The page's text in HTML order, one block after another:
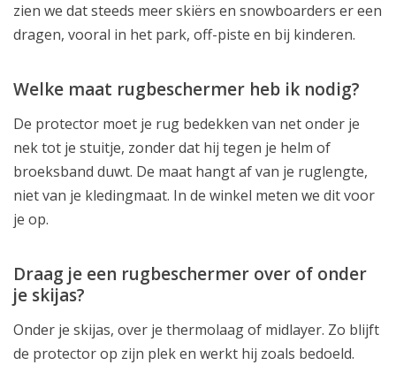
zien we dat steeds meer skiërs en snowboarders er een
dragen, vooral in het park, off-piste en bij kinderen.
Welke maat rugbeschermer heb ik nodig?
De protector moet je rug bedekken van net onder je
nek tot je stuitje, zonder dat hij tegen je helm of
broeksband duwt. De maat hangt af van je ruglengte,
niet van je kledingmaat. In de winkel meten we dit voor
je op.
Draag je een rugbeschermer over of onder
je skijas?
Onder je skijas, over je thermolaag of midlayer. Zo blijft
de protector op zijn plek en werkt hij zoals bedoeld.